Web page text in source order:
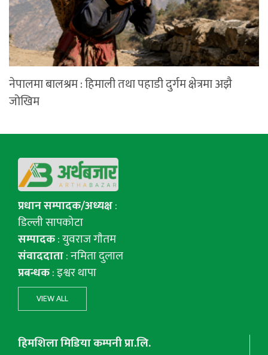
नेपालमा बालश्रम : हिमाली तथा पहाडी दुर्गम क्षेत्रमा अझै
जोखिम
प्रधान सम्पादक/अध्यक्ष:
डिल्ली सापकोटा
सम्पादक: युवराज गाैतम
संवाददाता: नमिता दुलाल
प्रबन्धक: इश्वर थापा
VIEW ALL
हिमशिला मिडिया कम्पनी प्रा.लि.